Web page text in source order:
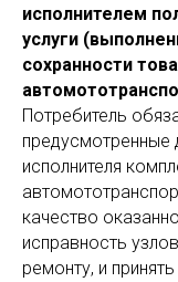
исполнителем
услуги
сохранности
Потребитель
предусмотренные
исполнителя
качество
исправность
ремонту, и